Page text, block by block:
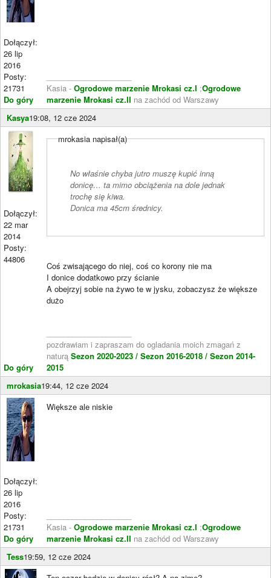
Dołączył:
26 lip
2016
Posty:
21731
Do góry
Kasia - Ogrodowe marzenie Mrokasi cz.I ;Ogrodowe
marzenie Mrokasi cz.II na zachód od Warszawy
Kasya19:08, 12 cze 2024
Dołączył:
22 mar
2014
Posty:
44806
Do góry
mrokasia napisał(a)
No właśnie chyba jutro muszę kupić inną
donicę… ta mimo obciążenia na dole jednak
trochę się kiwa.
Donica ma 45cm średnicy.
Coś zwisającego do niej, coś co korony nie ma
I donice dodatkowo przy ścianie
A obejrzyj sobie na żywo te w jysku, zobaczysz że większe
dużo
pozdrawiam i zapraszam do ogladania moich zmagań z
naturą Sezon 2020-2023 / Sezon 2016-2018 / Sezon 2014-
2015
mrokasia19:44, 12 cze 2024
Dołączył:
26 lip
2016
Posty:
21731
Do góry
Większe ale niskie
Kasia - Ogrodowe marzenie Mrokasi cz.I ;Ogrodowe
marzenie Mrokasi cz.II na zachód od Warszawy
Tess19:59, 12 cze 2024